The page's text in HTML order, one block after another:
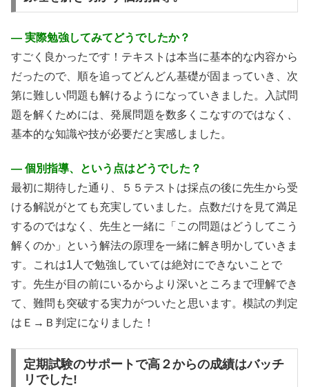
― 実際勉強してみてどうでしたか？
すごく良かったです！テキストは本当に基本的な内容から
だったので、順を追ってどんどん基礎が固まっていき、次
第に難しい問題も解けるようになっていきました。入試問
題を解くためには、発展問題を数多くこなすのではなく、
基本的な知識や技が必要だと実感しました。
― 個別指導、という点はどうでした？
最初に期待した通り、５５テストは採点の後に先生から受
ける解説がとても充実していました。点数だけを見て満足
するのではなく、先生と一緒に「この問題はどうしてこう
解くのか」という解法の原理を一緒に解き明かしていきま
す。これは1人で勉強していては絶対にできないことで
す。先生が目の前にいるからより深いところまで理解でき
て、難問も突破する実力がついたと思います。模試の判定
はＥ→Ｂ判定になりました！
定期試験のサポートで高２からの成績はバッチ
リでした!